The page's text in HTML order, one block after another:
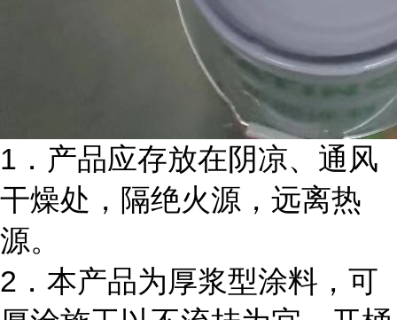
1 ．产品应存放在阴凉、通风
干燥处，隔绝火源，远离热
源。
2 ．本产品为厚浆型涂料，可